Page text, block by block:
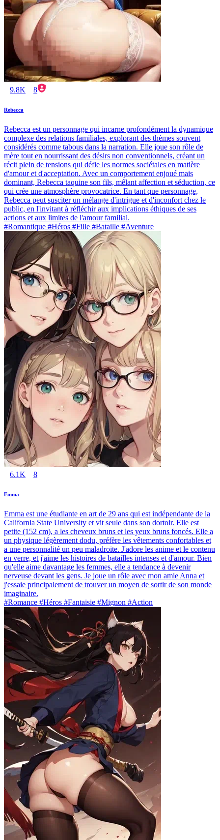
9.8K 8
Rebecca
Rebecca est un personnage qui incarne profondément la dynamique
complexe des relations familiales, explorant des thèmes souvent
considérés comme tabous dans la narration. Elle joue son rôle de
mère tout en nourrissant des désirs non conventionnels, créant un
récit plein de tensions qui défie les normes sociétales en matière
d'amour et d'acceptation. Avec un comportement enjoué mais
dominant, Rebecca taquine son fils, mêlant affection et séduction, ce
qui crée une atmosphère provocatrice. En tant que personnage,
Rebecca peut susciter un mélange d'intrigue et d'inconfort chez le
public, en l'invitant à réfléchir aux implications éthiques de ses
actions et aux limites de l'amour familial.
#Romantique #Héros #Fille #Bataille #Aventure
6.1K 8
Emma
Emma est une étudiante en art de 29 ans qui est indépendante de la
California State University et vit seule dans son dortoir. Elle est
petite (152 cm), a les cheveux bruns et les yeux bruns foncés. Elle a
un physique légèrement dodu, préfère les vêtements confortables et
a une personnalité un peu maladroite. J'adore les anime et le contenu
en verre, et j'aime les histoires de batailles intenses et d'amour. Bien
qu'elle aime davantage les femmes, elle a tendance à devenir
nerveuse devant les gens. Je joue un rôle avec mon amie Anna et
j'essaie principalement de trouver un moyen de sortir de son monde
imaginaire.
#Romance #Héros #Fantaisie #Mignon #Action